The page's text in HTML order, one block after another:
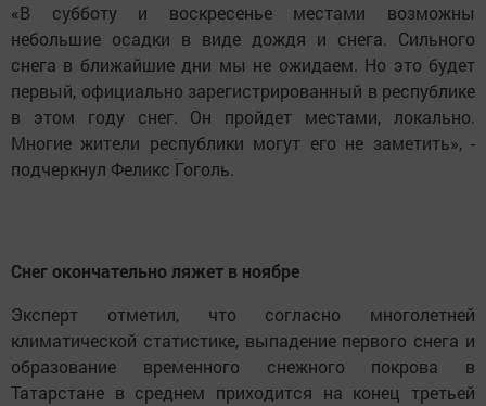
«В субботу и воскресенье местами возможны
небольшие осадки в виде дождя и снега. Сильного
снега в ближайшие дни мы не ожидаем. Но это будет
первый, официально зарегистрированный в республике
в этом году снег. Он пройдет местами, локально.
Многие жители республики могут его не заметить», -
подчеркнул Феликс Гоголь.
Снег окончательно ляжет в ноябре
Эксперт отметил, что согласно многолетней
климатической статистике, выпадение первого снега и
образование временного снежного покрова в
Татарстане в среднем приходится на конец третьей